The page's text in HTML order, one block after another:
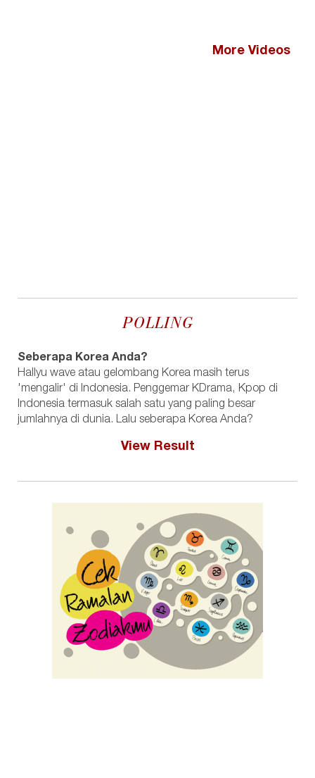
More Videos
POLLING
Seberapa Korea Anda?
Hallyu wave atau gelombang Korea masih terus
'mengalir' di Indonesia. Penggemar KDrama, Kpop di
Indonesia termasuk salah satu yang paling besar
jumlahnya di dunia. Lalu seberapa Korea Anda?
View Result